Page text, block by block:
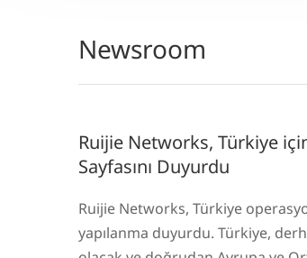
Newsroom
Ruijie Networks, Türkiye
Sayfasını Duyurdu
Ruijie Networks, Türkiye
yapılanma duyurdu. Türkiye,